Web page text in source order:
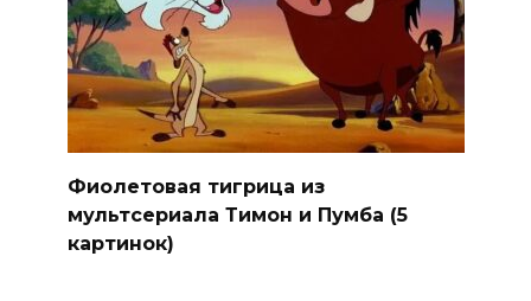
Фиолетовая тигрица из
мультсериала Тимон и Пумба (5
картинок)